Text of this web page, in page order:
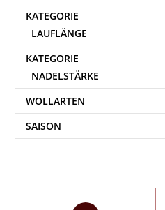
WOLLARTEN
SAISON